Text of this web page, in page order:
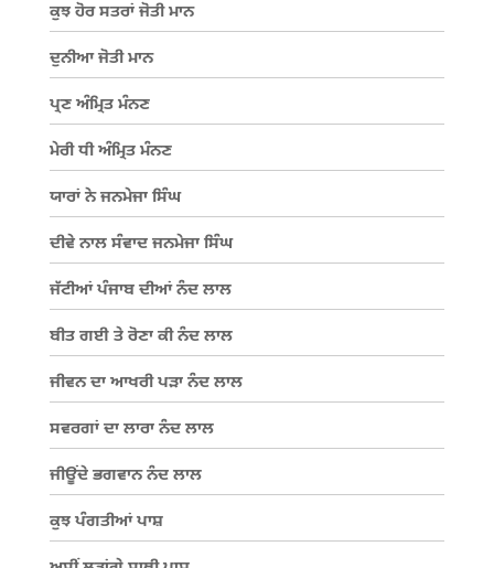
ਕੁਝ ਹੋਰ ਸਤਰਾਂ ਜੋਤੀ ਮਾਨ
ਦੁਨੀਆ ਜੋਤੀ ਮਾਨ
ਪ੍ਰਣ ਅੰਮ੍ਰਿਤ ਮੰਨਣ
ਮੇਰੀ ਧੀ ਅੰਮ੍ਰਿਤ ਮੰਨਣ
ਯਾਰਾਂ ਨੇ ਜਨਮੇਜਾ ਸਿੰਘ
ਦੀਵੇ ਨਾਲ ਸੰਵਾਦ ਜਨਮੇਜਾ ਸਿੰਘ
ਜੱਟੀਆਂ ਪੰਜਾਬ ਦੀਆਂ ਨੰਦ ਲਾਲ
ਬੀਤ ਗਈ ਤੇ ਰੋਣਾ ਕੀ ਨੰਦ ਲਾਲ
ਜੀਵਨ ਦਾ ਆਖਰੀ ਪੜਾ ਨੰਦ ਲਾਲ
ਸਵਰਗਾਂ ਦਾ ਲਾਰਾ ਨੰਦ ਲਾਲ
ਜੀਊਂਦੇ ਭਗਵਾਨ ਨੰਦ ਲਾਲ
ਕੁਝ ਪੰਗਤੀਆਂ ਪਾਸ਼